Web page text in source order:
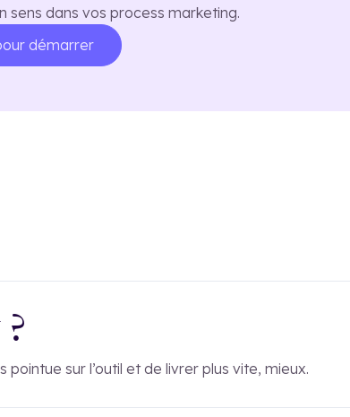
sens dans vos process marketing.
démarrer
sur l’outil et de livrer plus vite, mieux.